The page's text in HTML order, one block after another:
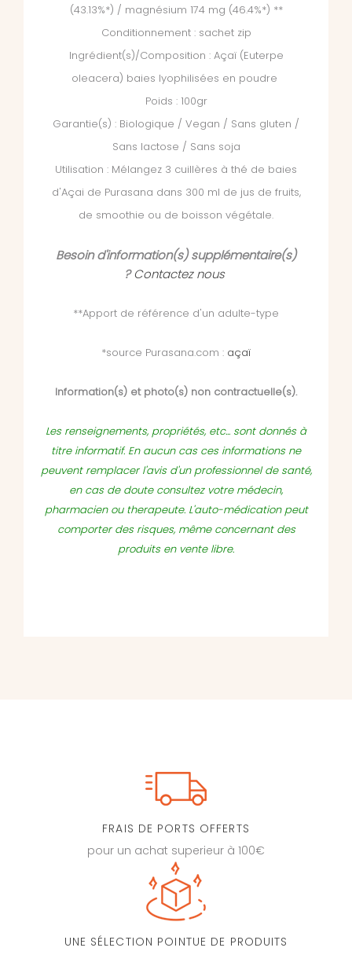
(43.13%*) / magnésium 174 mg (46.4%*) **
Conditionnement : sachet zip
Ingrédient(s)/Composition : Açaï (Euterpe
oleacera) baies lyophilisées en poudre
Poids : 100gr
Garantie(s) : Biologique / Vegan / Sans gluten /
Sans lactose / Sans soja
Utilisation : Mélangez 3 cuillères à thé de baies
d'Açai de Purasana dans 300 ml de jus de fruits,
de smoothie ou de boisson végétale.
Besoin d'information(s) supplémentaire(s)
?Contactez nous
**Apport de référence d'un adulte-type
*source Purasana.com : açaï
Information(s) et photo(s) non contractuelle(s).
Les renseignements, propriétés, etc... sont donnés à
titre informatif. En aucun cas ces informations ne
peuvent remplacer l'avis d'un professionnel de santé,
en cas de doute consultez votre médecin,
pharmacien ou therapeute. L'auto-médication peut
comporter des risques, même concernant des
produits en vente libre.
FRAIS DE PORTS OFFERTS
pour un achat superieur à 100€
UNE SÉLECTION POINTUE DE PRODUITS